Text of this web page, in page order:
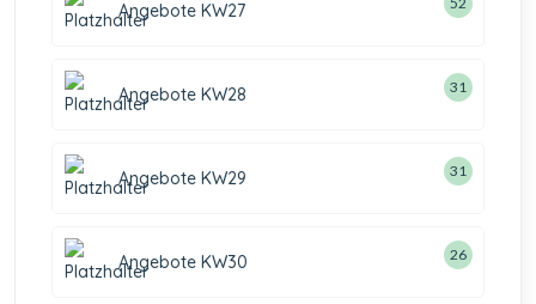
Angebote KW27
Angebote KW28 31
Angebote KW29 31
Angebote KW30 26